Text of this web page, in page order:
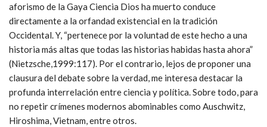
aforismo de la Gaya Ciencia Dios ha muerto conduce
directamente a la orfandad existencial en la tradición
Occidental. Y, “pertenece por la voluntad de este hecho a una
historia más altas que todas las historias habidas hasta ahora”
(Nietzsche,1999:117). Por el contrario, lejos de proponer una
clausura del debate sobre la verdad, me interesa destacar la
profunda interrelación entre ciencia y política. Sobre todo, para
no repetir crímenes modernos abominables como Auschwitz,
Hiroshima, Vietnam, entre otros.